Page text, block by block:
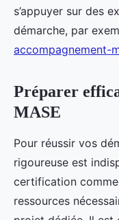
s’appuyer sur des
démarche, par
accompagnement-
Préparer
MASE
Pour réussir vos
rigoureuse est
certification
ressources